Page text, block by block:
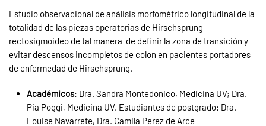
Estudio observacional de análisis morfométrico longitudinal de la
totalidad de las piezas operatorias de Hirschsprung
rectosigmoideo de tal manera de definir la zona de transición y
evitar descensos incompletos de colon en pacientes portadores
de enfermedad de Hirschsprung.
Académicos: Dra. Sandra Montedonico, Medicina UV; Dra.
Pia Poggi, Medicina UV. Estudiantes de postgrado: Dra.
Louise Navarrete, Dra. Camila Perez de Arce